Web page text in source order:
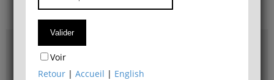
Accès & plans
Bibliothèque du Département de philosophie
Voir
Retour |Accueil | English